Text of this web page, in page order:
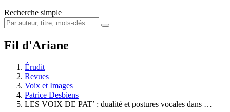
Recherche simple
Fil d'Ariane
Érudit
Revues
Voix et Images
Patrice Desbiens
LES VOIX DE PAT’ : dualité et postures vocales dans …